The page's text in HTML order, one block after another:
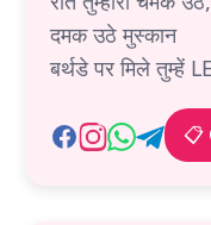
दमक उठे मुस्कान
बर्थडे पर मिले तुम्हें
📋